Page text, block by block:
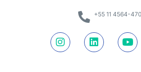
+55 11 4564-